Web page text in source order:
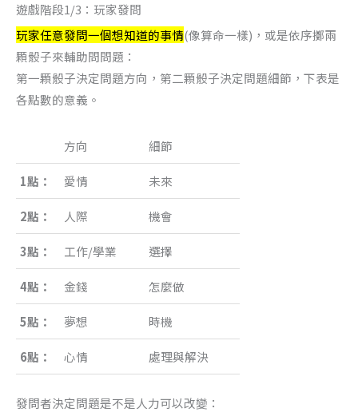
遊戲階段1/3：玩家發問
玩家任意發問一個想知道的事情(像算命一樣)，或是依序擲兩
顆骰子來輔助問問題：
第一顆骰子決定問題方向，第二顆骰子決定問題細節，下表是
各點數的意義。
方向 細節
1點： 愛情 未來
2點： 人際 機會
3點： 工作/學業 選擇
4點： 金錢 怎麼做
5點： 夢想 時機
6點： 心情 處理與解決
發問者決定問題是不是人力可以改變：